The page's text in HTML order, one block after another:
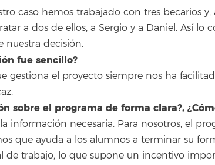
caso hemos trabajado con tres becarios
a dos de ellos, a Sergio y a Daniel. Así lo
nuestra decisión.
fue sencillo?
gestiona el proyecto siempre nos ha
sobre el programa de forma clara?,
información necesaria. Para nosotros, el
que ayuda a los alumnos a terminar su
de trabajo, lo que supone un incentivo